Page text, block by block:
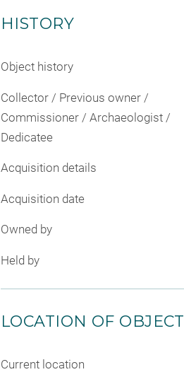
HISTORY
Object history
Collector / Previous owner /
Commissioner / Archaeologist /
Dedicatee
Acquisition details
Acquisition date
Owned by
Held by
LOCATION OF OBJECT
Current location